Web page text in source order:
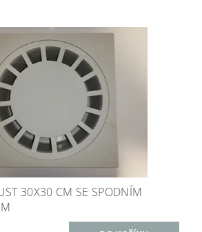
30X30 CM SE SPODNÍM